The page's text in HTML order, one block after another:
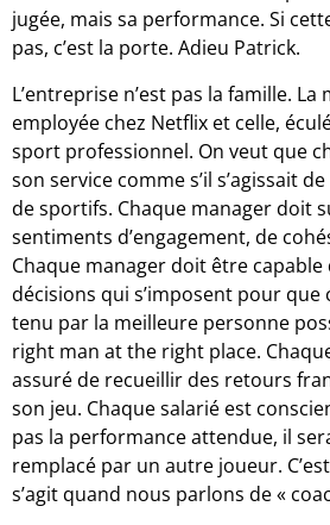
jugée, mais sa performance. Si
pas, c’est la porte. Adieu Patrick.
L’entreprise n’est pas la famille.
employée chez Netflix et celle,
sport professionnel. On veut que
son service comme s’il s’agissait
de sportifs. Chaque manager doit
sentiments d’engagement, de
Chaque manager doit être
décisions qui s’imposent pour
tenu par la meilleure personne
right man at the right place.
assuré de recueillir des retours
son jeu. Chaque salarié est
pas la performance attendue, il
remplacé par un autre joueur.
s’agit quand nous parlons de «